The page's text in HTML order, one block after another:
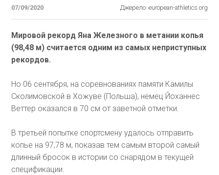
07/09/2020 Джерело: european-athletics.org
Мировой рекорд Яна Железного в метании копья
(98,48 м) считается одним из самых неприступных
рекордов.
Но 06 сентября, на соревнованиях памяти Камилы
Сколимовской в Хожуве (Польша), немец Йоханнес
Веттер оказался в 70 см от заветной отметки.
В третьей попытке спортсмену удалось отправить
копье на 97,78 м, показав тем самым второй самый
длинный бросок в истории со снарядом в текущей
спецификации.